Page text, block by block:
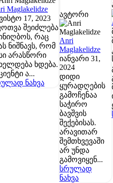
Maglakelidze
17, 2023
შეიძლება
რაც
ნიშნავს, რომ
არასწორი
ხდება.
ა...
ნახვა
ავტორი
Anri
Maglakelidze
იანვარი 31,
2024
დიდი
ყურადღების
გამოჩენაა
საჭირო
ბავშვის
შექებისას.
არავითარ
შემთხვევაში
არ უნდა
გამოვიყენ...
სრულად
ნახვა